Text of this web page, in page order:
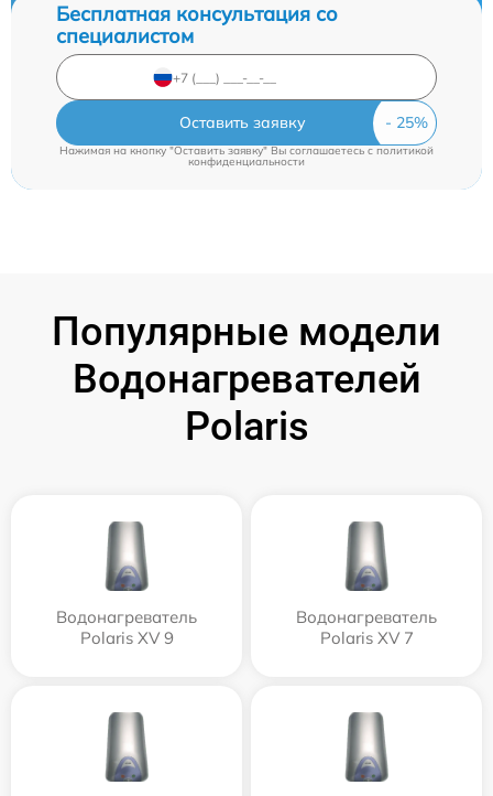
Бесплатная консультация со
специалистом
Оставить заявку
Нажимая на кнопку "Оставить заявку" Вы соглашаетесь cполитикой
конфиденциальности
Популярные модели
Водонагревателей
Polaris
Водонагреватель
Polaris XV 9
Водонагреватель
Polaris XV 7